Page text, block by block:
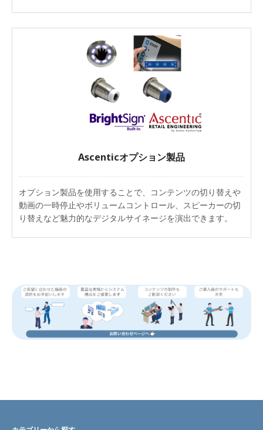
Ascenticオプション製品
オプション製品を使用することで、コンテンツの切り替えや
動画の一時停止やボリュームコントロール、スピーカーの切
り替えなど魅力的なデジタルサイネージを演出できます。